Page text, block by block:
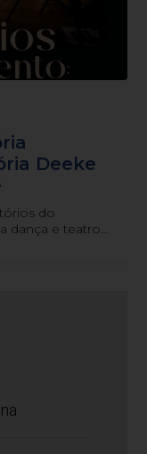
Deeke
do
dança e teatro